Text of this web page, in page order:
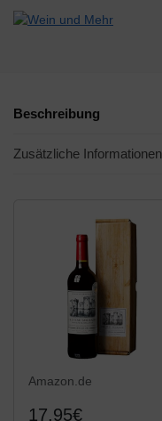
Beschreibung
Zusätzliche Informationen
Amazon.de
17,95€